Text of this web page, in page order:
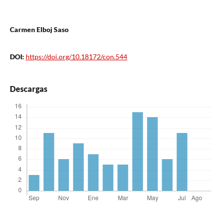
Carmen Elboj Saso
DOI: https://doi.org/10.18172/con.544
Descargas